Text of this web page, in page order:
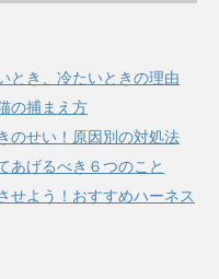
とき、冷たいときの理由
の捕まえ方
のせい！原因別の対処法
あげるべき６つのこと
せよう！おすすめハーネス